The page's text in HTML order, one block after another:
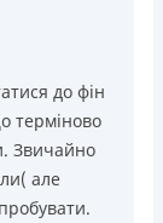
до фін
терміново
Звичайно
але